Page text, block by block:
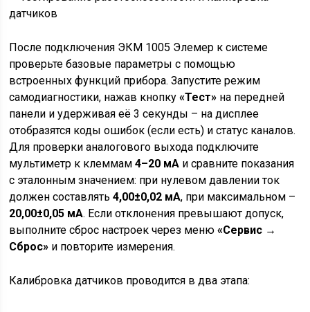
После подключения ЭКМ 1005 Элемер к системе
проверьте базовые параметры с помощью
встроенных функций прибора. Запустите режим
самодиагностики, нажав кнопку«Тест» на передней
панели и удерживая её 3 секунды – на дисплее
отобразятся коды ошибок (если есть) и статус каналов.
Для проверки аналогового выхода подключите
мультиметр к клеммам4–20 мА и сравните показания
с эталонным значением: при нулевом давлении ток
должен составлять4,00±0,02 мА, при максимальном –
20,00±0,05 мА. Если отклонения превышают допуск,
выполните сброс настроек через меню«Сервис →
Сброс» и повторите измерения.
Калибровка датчиков проводится в два этапа: